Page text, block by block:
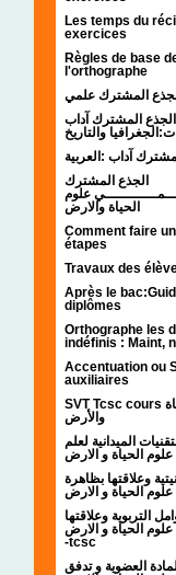
Les temps du
exercices
Règles de base
l'orthographe
المشترك علمي
الجذع المشترك آداب
والتاريخ
آداب :العربية
الجذع المشترك
علوم
الحياة والارض
Comment faire
étapes
Travaux des
Après le
diplômes
Orthographe les
indéfinis : Maint,
Accentuation ou
auxiliaires
SVT Tcsc cours علوم الحياة
والأرض
الميدانية لعلم
وعلاقتها بظاهرة
التربوية وعلاقتها
علوم الحياة و الارض
-tcsc
العضوية و تدفق